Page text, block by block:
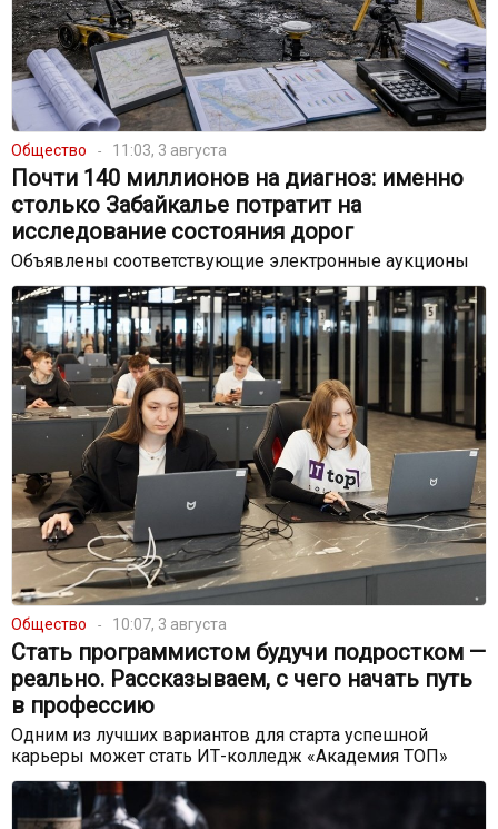
Общество 11:03, 3 августа
Почти 140 миллионов на диагноз: именно
столько Забайкалье потратит на
исследование состояния дорог
Объявлены соответствующие электронные аукционы
Общество 10:07, 3 августа
Стать программистом будучи подростком —
реально. Рассказываем, с чего начать путь
в профессию
Одним из лучших вариантов для старта успешной
карьеры может стать ИТ-колледж «Академия ТОП»